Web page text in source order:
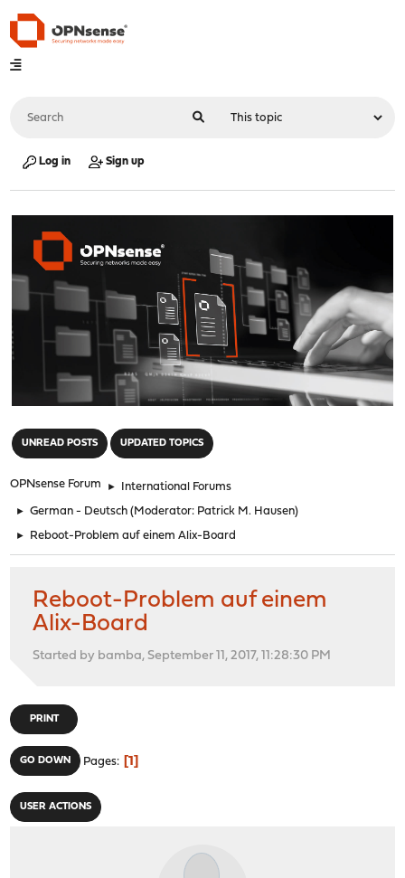
Log in Sign up
UNREAD POSTS UPDATED TOPICS
OPNsense Forum ► International Forums
► German - Deutsch (Moderator: Patrick M. Hausen)
► Reboot-Problem auf einem Alix-Board
Reboot-Problem auf einem
Alix-Board
Started by bamba, September 11, 2017, 11:28:30 PM
PRINT
GO DOWN Pages 1
USER ACTIONS